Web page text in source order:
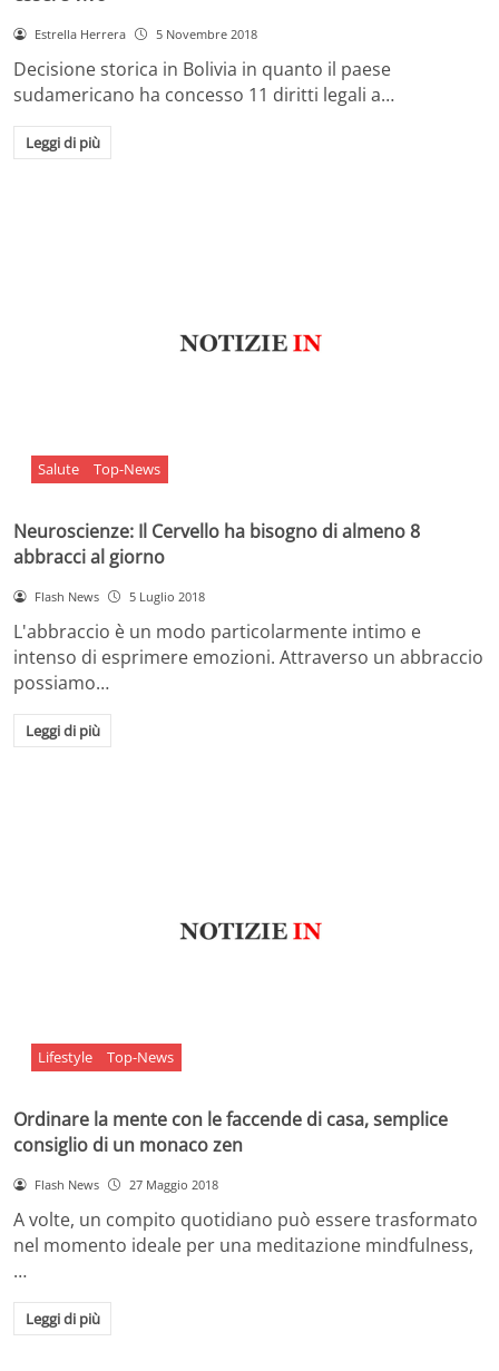
Estrella Herrera 5 Novembre 2018
Decisione storica in Bolivia in quanto il paese
sudamericano ha concesso 11 diritti legali a…
Leggi di più
Salute Top-News
Neuroscienze: Il Cervello ha bisogno di almeno 8
abbracci al giorno
Flash News 5 Luglio 2018
L'abbraccio è un modo particolarmente intimo e
intenso di esprimere emozioni. Attraverso un abbraccio
possiamo…
Leggi di più
Lifestyle Top-News
Ordinare la mente con le faccende di casa, semplice
consiglio di un monaco zen
Flash News 27 Maggio 2018
A volte, un compito quotidiano può essere trasformato
nel momento ideale per una meditazione mindfulness,
…
Leggi di più